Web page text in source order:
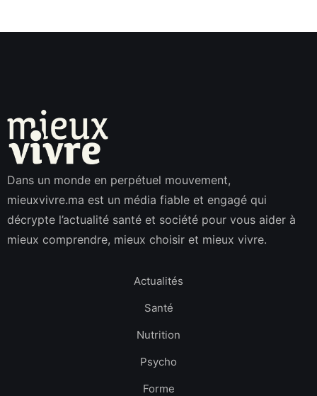
Dans un monde en perpétuel mouvement,
mieuxvivre.ma est un média fiable et engagé qui
décrypte l’actualité santé et société pour vous aider à
mieux comprendre, mieux choisir et mieux vivre.
Actualités
Santé
Nutrition
Psycho
Forme